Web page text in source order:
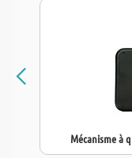
Mécanisme à